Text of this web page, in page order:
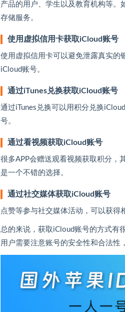
产品的用户、学生以及教育机构等。
存储服务。
使用虚拟信用卡获取iCloud账号
使用虚拟信用卡可以避免泄露真实的
iCloud账号。
通过iTunes兑换获取iCloud账号
通过iTunes兑换可以用积分兑换
号。
通过看视频获取iCloud账号
很多APP会赠送观看视频获取积分，
是一个不错的选择。
通过社交媒体获取iCloud账号
点赞等参与社交媒体活动，可以获得
总的来说，获取iCloud账号的方式有
用户需要注意账号的安全性和合法性